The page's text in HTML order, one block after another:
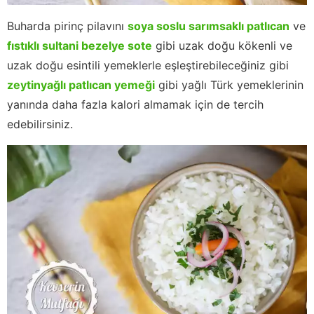
Buharda pirinç pilavını soya soslu sarımsaklı patlıcan ve
fıstıklı sultani bezelye sote gibi uzak doğu kökenli ve
uzak doğu esintili yemeklerle eşleştirebileceğiniz gibi
zeytinyağlı patlıcan yemeği gibi yağlı Türk yemeklerinin
yanında daha fazla kalori almamak için de tercih
edebilirsiniz.